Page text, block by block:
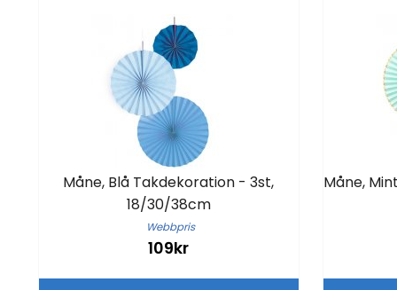
Måne, Blå Takdekoration - 3st,
18/30/38cm
Webbpris
109kr
Måne,